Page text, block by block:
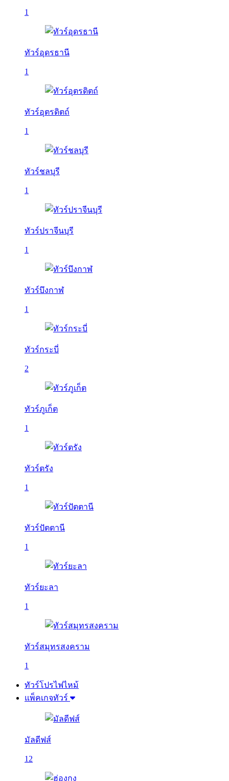
1
ทัวร์อุดรธานี
1
ทัวร์อุตรดิตถ์
1
ทัวร์ชลบุรี
1
ทัวร์ปราจีนบุรี
1
ทัวร์บึงกาฬ
1
ทัวร์กระบี่
2
ทัวร์ภูเก็ต
1
ทัวร์ตรัง
1
ทัวร์ปัตตานี
1
ทัวร์ยะลา
1
ทัวร์สมุทรสงคราม
1
ทัวร์โปรไฟไหม้
แพ็คเกจทัวร์
มัลดีฟส์
12